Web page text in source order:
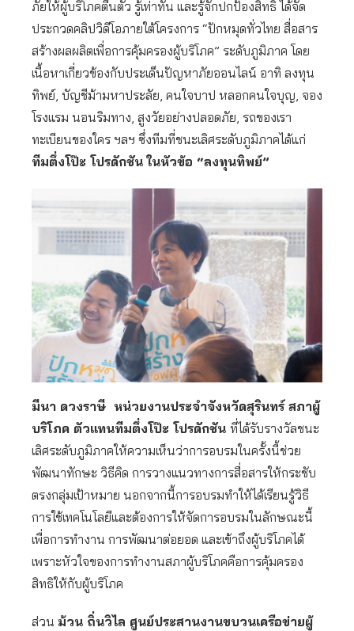
ภัยให้ผู้บริโภคตื่นตัว รู้เท่าทัน และรู้จักปกป้องสิทธิ ได้จัด
ประกวดคลิปวิดีโอภายใต้โครงการ “ปักหมุดทั่วไทย สื่อสาร
สร้างผลผลิตเพื่อการคุ้มครองผู้บริโภค” ระดับภูมิภาค โดย
เนื้อหาเกี่ยวข้องกับประเด็นปัญหาภัยออนไลน์ อาทิ ลงทุน
ทิพย์, บัญชีม้ามหาประลัย, คนใจบาป หลอกคนใจบุญ, จอง
โรงแรม นอนริมทาง, สูงวัยอย่างปลอดภัย, รถของเรา
ทะเบียนของใคร ฯลฯ ซึ่งทีมที่ชนะเลิศระดับภูมิภาคได้แก่
ทีมตึ่งโป๊ะ โปรดักชัน ในหัวข้อ “ลงทุนทิพย์”
มีนา ดวงราษี หน่วยงานประจำจังหวัดสุรินทร์ สภาผู้
บริโภค ตัวแทนทีมตึ่งโป๊ะ โปรดักชัน ที่ได้รับรางวัลชนะ
เลิศระดับภูมิภาคให้ความเห็นว่าการอบรมในครั้งนี้ช่วย
พัฒนาทักษะ วิธีคิด การวางแนวทางการสื่อสารให้กระชับ
ตรงกลุ่มเป้าหมาย นอกจากนี้การอบรมทำให้ได้เรียนรู้วิธี
การใช้เทคโนโลยีและต้องการให้จัดการอบรมในลักษณะนี้
เพื่อการทำงาน การพัฒนาต่อยอด และเข้าถึงผู้บริโภคได้
เพราะหัวใจของการทำงานสภาผู้บริโภคคือการคุ้มครอง
สิทธิให้กับผู้บริโภค
ส่วน ม้วน ถิ่นวิไล ศูนย์ประสานงานขบวนเครือข่ายผู้